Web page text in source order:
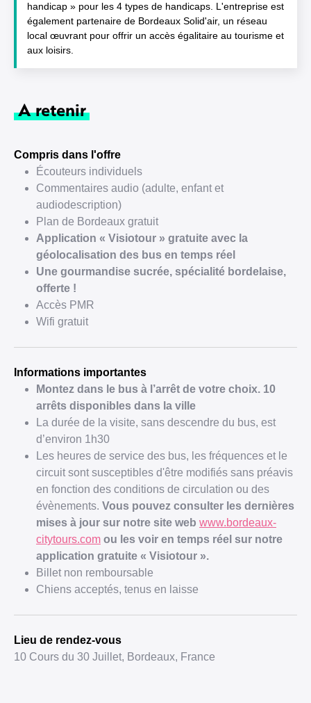
handicap » pour les 4 types de handicaps. L'entreprise est
également partenaire de Bordeaux Solid'air, un réseau
local œuvrant pour offrir un accès égalitaire au tourisme et
aux loisirs.
A retenir
Compris dans l'offre
Écouteurs individuels
Commentaires audio (adulte, enfant et
audiodescription)
Plan de Bordeaux gratuit
Application « Visiotour » gratuite avec la
géolocalisation des bus en temps réel
Une gourmandise sucrée, spécialité bordelaise,
offerte !
Accès PMR
Wifi gratuit
Informations importantes
Montez dans le bus à l’arrêt de votre choix. 10
arrêts disponibles dans la ville
La durée de la visite, sans descendre du bus, est
d’environ 1h30
Les heures de service des bus, les fréquences et le
circuit sont susceptibles d'être modifiés sans préavis
en fonction des conditions de circulation ou des
évènements. Vous pouvez consulter les dernières
mises à jour sur notre site web www.bordeaux-
citytours.com ou les voir en temps réel sur notre
application gratuite « Visiotour ».
Billet non remboursable
Chiens acceptés, tenus en laisse
Lieu de rendez-vous
10 Cours du 30 Juillet, Bordeaux, France